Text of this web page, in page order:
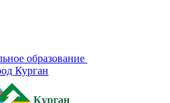
образование
Курган
Курган